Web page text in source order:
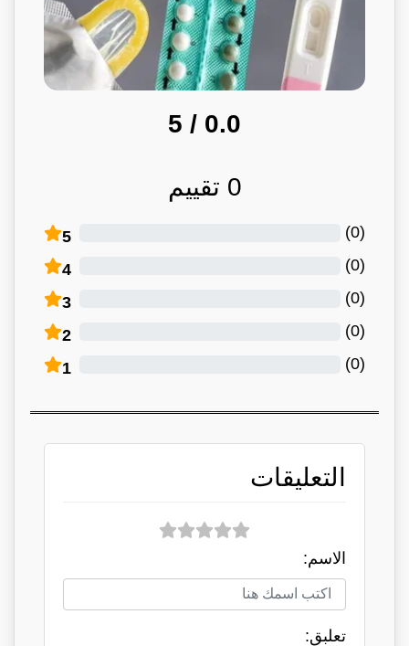
0.0
/ 5
0 تقييم
5 (
0
)
4 (
0
)
3 (
0
)
2 (
0
)
1 (
0
)
التعليقات
الاسم:
تعلبق: